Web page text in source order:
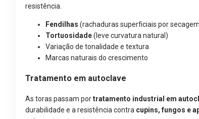
resistência.
Fendilhas (rachaduras superficiais por
Tortuosidade(leve curvatura natural)
Variação de tonalidade e textura
Marcas naturais do crescimento
Tratamento em autoclave
As toras passam portratamento industrial em
durabilidade e a resistência contra cupins, fungos e